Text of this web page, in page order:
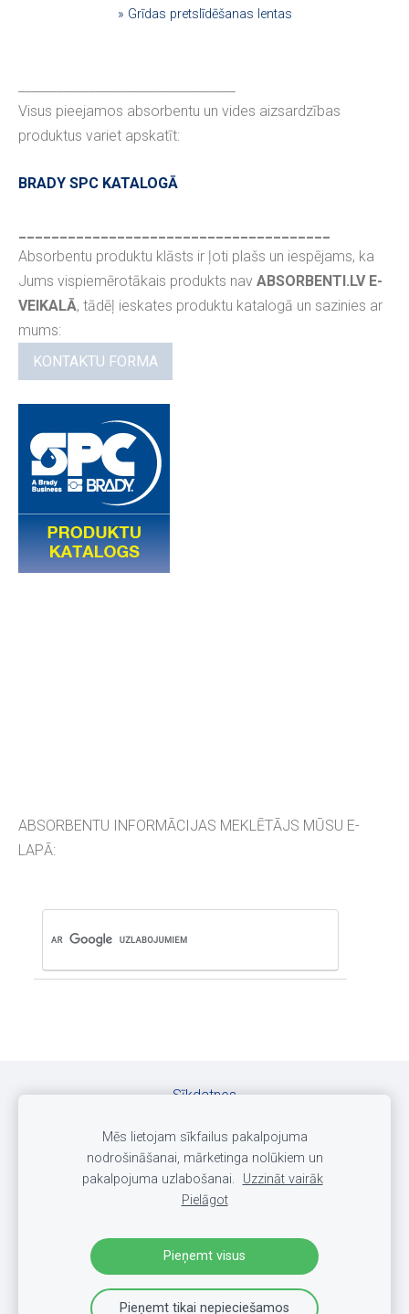
Visus pieejamos absorbentu un vides aizsardzības
produktus variet apskatīt:
BRADY SPC KATALOGĀ
Absorbentu produktu klāsts ir ļoti plašs un iespējams, ka
Jums vispiemērotākais produkts nav ABSORBENTI.LV E-
VEIKALĀ, tādēļ ieskates produktu katalogā un sazinies ar
mums:
KONTAKTU FORMA
ABSORBENTU INFORMĀCIJAS MEKLĒTĀJS MŪSU E-
LAPĀ:
» Grīdas pretslīdēšanas lentas
Sīkdatnes
Copyrights / Autortiesības pieder SIA DELTARS
Mēs lietojam sīkfailus pakalpojuma
nodrošināšanai, mārketinga nolūkiem un
pakalpojuma uzlabošanai.
Uzzināt vairāk
Pielāgot
Pieņemt visus
Pieņemt tikai nepieciešamos